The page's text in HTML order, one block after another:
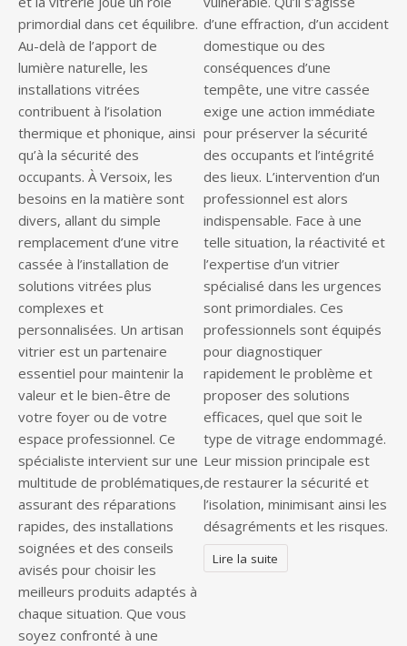
primordial dans cet équilibre.
Au-delà de l’apport de
lumière naturelle, les
installations vitrées
contribuent à l’isolation
thermique et phonique, ainsi
qu’à la sécurité des
occupants. À Versoix, les
besoins en la matière sont
divers, allant du simple
remplacement d’une vitre
cassée à l’installation de
solutions vitrées plus
complexes et
personnalisées. Un artisan
vitrier est un partenaire
essentiel pour maintenir la
valeur et le bien-être de
votre foyer ou de votre
espace professionnel. Ce
spécialiste intervient sur une
multitude de problématiques,
assurant des réparations
rapides, des installations
soignées et des conseils
avisés pour choisir les
meilleurs produits adaptés à
chaque situation. Que vous
soyez confronté à une
d’une effraction, d’un accident
domestique ou des
conséquences d’une
tempête, une vitre cassée
exige une action immédiate
pour préserver la sécurité
des occupants et l’intégrité
des lieux. L’intervention d’un
professionnel est alors
indispensable. Face à une
telle situation, la réactivité et
l’expertise d’un vitrier
spécialisé dans les urgences
sont primordiales. Ces
professionnels sont équipés
pour diagnostiquer
rapidement le problème et
proposer des solutions
efficaces, quel que soit le
type de vitrage endommagé.
Leur mission principale est
de restaurer la sécurité et
l’isolation, minimisant ainsi les
désagréments et les risques.
Lire la suite